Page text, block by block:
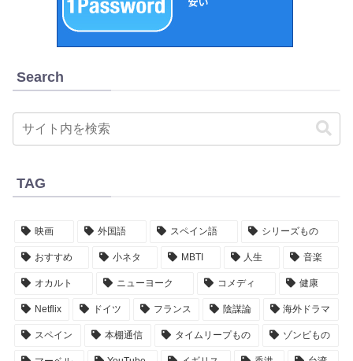
Search
TAG
映画 外国語 スペイン語 シリーズもの
おすすめ 小ネタ MBTI 人生 音楽
オカルト ニューヨーク コメディ 健康
Netflix ドイツ フランス 陰謀論 海外ドラマ
スペイン 本棚通信 タイムリープもの ゾンビもの